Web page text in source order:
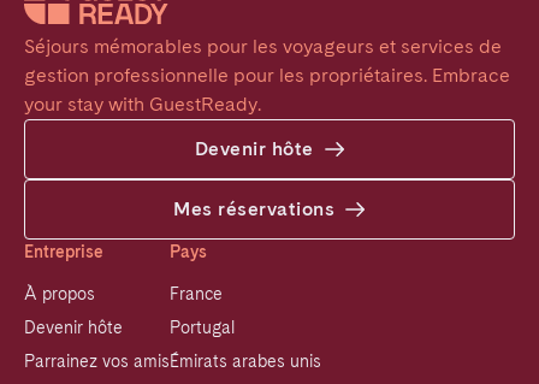
Séjours mémorables pour les voyageurs et services de
gestion professionnelle pour les propriétaires. Embrace
your stay with GuestReady.
Devenir hôte
Mes réservations
Entreprise
À propos
Devenir hôte
Parrainez vos amis
Pays
France
Portugal
Émirats arabes unis